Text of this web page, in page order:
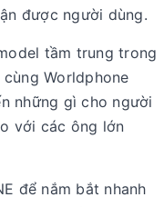
được người dùng.
tầm trung trong
Worldphone
những gì cho người
với các ông lớn
để nắm bắt nhanh